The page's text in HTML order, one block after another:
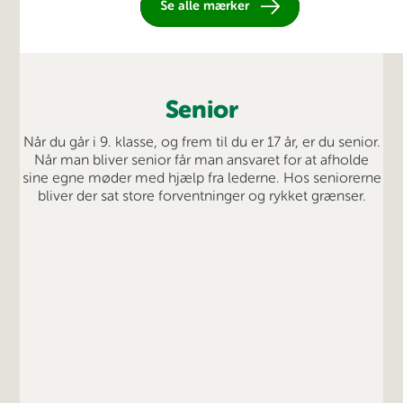
Se alle mærker
Senior
Når du går i 9. klasse, og frem til du er 17 år, er du senior.
Når man bliver senior får man ansvaret for at afholde
sine egne møder med hjælp fra lederne. Hos seniorerne
bliver der sat store forventninger og rykket grænser.